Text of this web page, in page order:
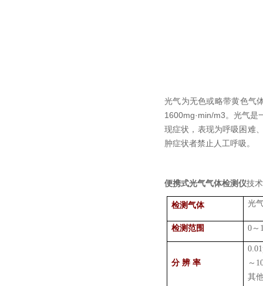
光气为无色或略带黄色气
1600mg·min/m3。光气是
现症状，表现为呼吸困难
肿症状者禁止人工呼吸。
便携式光气气体检测仪技
检测气体 光
检测范围 0～
分 辨 率
～
其